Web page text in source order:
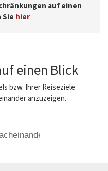
auf einen
Sie hier
einen Blick
bzw. Ihrer Reiseziele
anzuzeigen.